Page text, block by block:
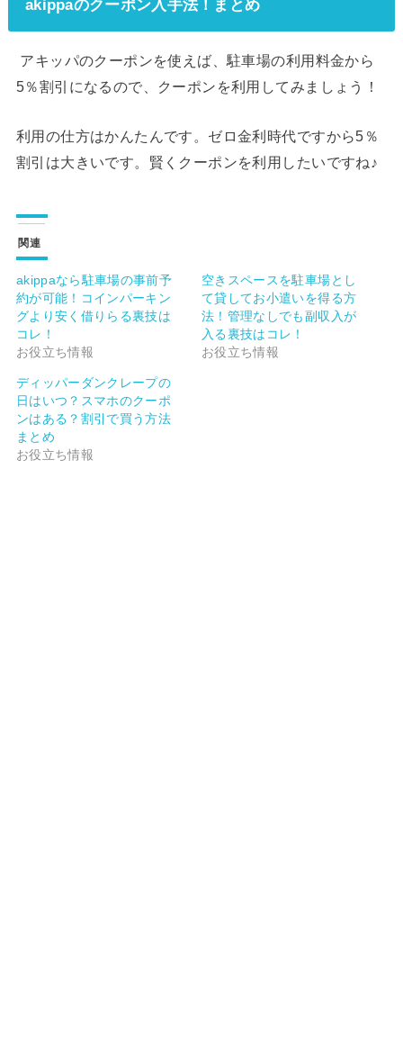
akippaのクーポン入手法！まとめ
アキッパのクーポンを使えば、駐車場の利用料金から
5％割引になるので、クーポンを利用してみましょう！
利用の仕方はかんたんです。ゼロ金利時代ですから5％
割引は大きいです。賢くクーポンを利用したいですね♪
関連
akippaなら駐車場の事前予
約が可能！コインパーキン
グより安く借りらる裏技は
コレ！
お役立ち情報
空きスペースを駐車場とし
て貸してお小遣いを得る方
法！管理なしでも副収入が
入る裏技はコレ！
お役立ち情報
ディッパーダンクレープの
日はいつ？スマホのクーポ
ンはある？割引で買う方法
まとめ
お役立ち情報